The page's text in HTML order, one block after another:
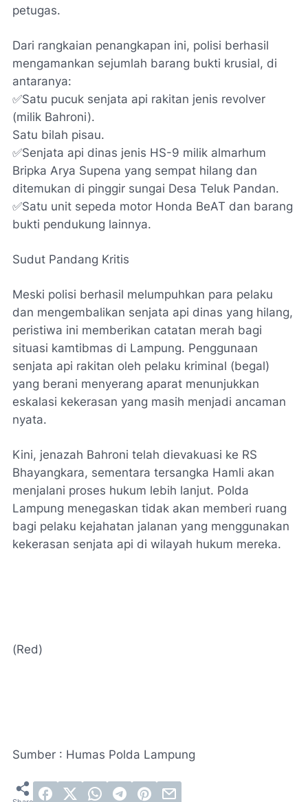
petugas.
​Dari rangkaian penangkapan ini, polisi berhasil
mengamankan sejumlah barang bukti krusial, di
antaranya:
✅​Satu pucuk senjata api rakitan jenis revolver
(milik Bahroni).
​Satu bilah pisau.
✅​Senjata api dinas jenis HS-9 milik almarhum
Bripka Arya Supena yang sempat hilang dan
ditemukan di pinggir sungai Desa Teluk Pandan.
✅​Satu unit sepeda motor Honda BeAT dan barang
bukti pendukung lainnya.
​Sudut Pandang Kritis
Meski polisi berhasil melumpuhkan para pelaku
dan mengembalikan senjata api dinas yang hilang,
peristiwa ini memberikan catatan merah bagi
situasi kamtibmas di Lampung. Penggunaan
senjata api rakitan oleh pelaku kriminal (begal)
yang berani menyerang aparat menunjukkan
eskalasi kekerasan yang masih menjadi ancaman
nyata.
​Kini, jenazah Bahroni telah dievakuasi ke RS
Bhayangkara, sementara tersangka Hamli akan
menjalani proses hukum lebih lanjut. Polda
Lampung menegaskan tidak akan memberi ruang
bagi pelaku kejahatan jalanan yang menggunakan
kekerasan senjata api di wilayah hukum mereka.
(Red)
Sumber : Humas Polda Lampung